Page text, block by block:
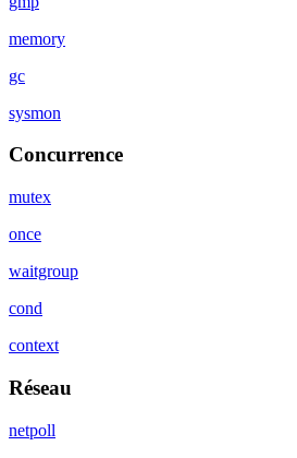
memory
gc
sysmon
Concurrence
mutex
once
waitgroup
cond
context
Réseau
netpoll